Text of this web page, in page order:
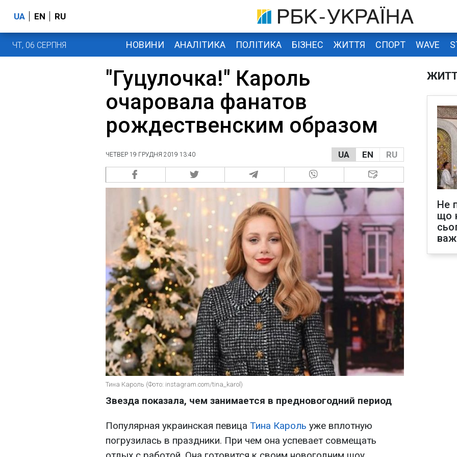
UA EN RU
ЧТ, 06 СЕРПНЯ НОВИНИ АНАЛІТИКА ПОЛІТИКА БІЗНЕС ЖИТТЯ СПОРТ WAVE
"Гуцулочка!" Кароль
очаровала фанатов
рождественским образом
ЧЕТВЕР 19 ГРУДНЯ 2019 13:40 UA EN RU
Тина Кароль (Фото: instagram.com/tina_karol)
Звезда показала, чем занимается в предновогодний период
Популярная украинская певица Тина Кароль уже вплотную
погрузилась в праздники. При чем она успевает совмещать
Не
що